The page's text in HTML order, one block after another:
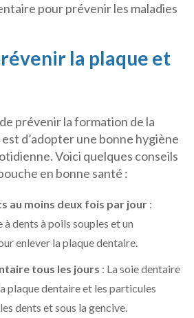
pour prévenir les maladies
la plaque et
prévenir la formation de la
d’adopter une bonne hygiène
Voici quelques conseils
en bonne santé :
au moins deux fois par jour :
dents à poils souples et un
enlever la plaque dentaire.
tous les jours : La soie dentaire
plaque dentaire et les particules
dents et sous la gencive.